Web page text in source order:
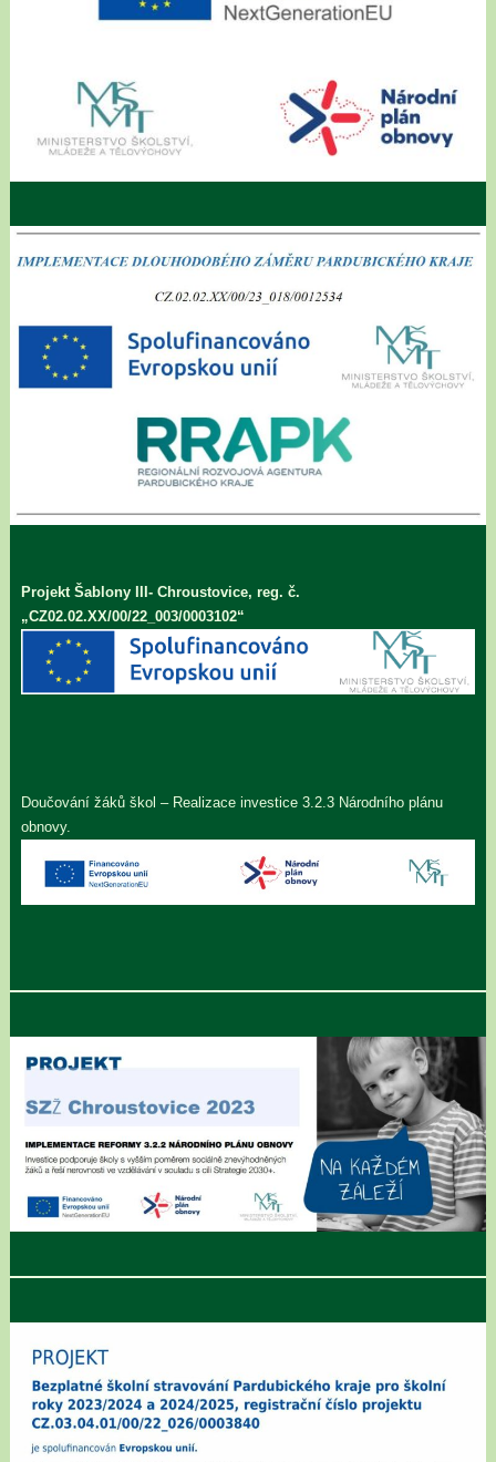
Projekt Šablony III- Chroustovice, reg. č.
„CZ02.02.XX/00/22_003/0003102“
Doučování žáků škol – Realizace investice 3.2.3 Národního plánu
obnovy.